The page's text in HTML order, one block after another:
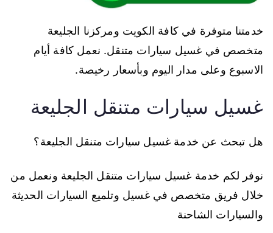
خدمتنا متوفرة في كافة الكويت ومركزنا الجليعة
متخصص في غسيل سيارات متنقل. نعمل كافة أيام
الاسبوع وعلى مدار اليوم وبأسعار رخيصة.
غسيل سيارات متنقل الجليعة
هل تبحث عن خدمة غسيل سيارات متنقل الجليعة؟
نوفر لكم خدمة غسيل سيارات متنقل الجليعة ونعمل من
خلال فريق متخصص في غسيل وتلميع السيارات الحديثة
والسيارات الشاحنة